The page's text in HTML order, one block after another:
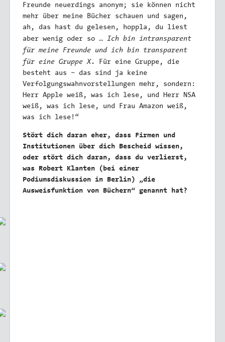
Freunde neuerdings anonym; sie können nicht
mehr über meine Bücher schauen und sagen,
ah, das hast du gelesen, hoppla, du liest
aber wenig oder so … Ich bin intransparent
für meine Freunde und ich bin transparent
für eine Gruppe X . Für eine Gruppe, die
besteht aus – das sind ja keine
Verfolgungswahnvorstellungen mehr, sondern:
Herr Apple weiß, was ich lese, und Herr NSA
weiß, was ich lese, und Frau Amazon weiß,
was ich lese!“
Stört dich daran eher, dass Firmen und
Institutionen über dich Bescheid wissen,
oder stört dich daran, dass du verlierst,
was Robert Klanten (bei einer
Podiumsdiskussion in Berlin) „die
Ausweisfunktion von Büchern“ genannt hat?